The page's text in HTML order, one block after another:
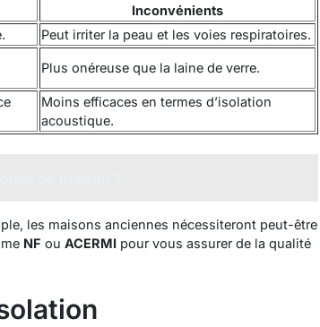
Inconvénients
Peut irriter la peau et les voies respiratoires.
Plus onéreuse que la laine de verre.
Moins efficaces en termes d’isolation
acoustique.
les maisons anciennes nécessiteront peut-être
NF ou ACERMIpour vous assurer de la qualité